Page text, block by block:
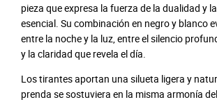
pieza que expresa la fuerza de la dualidad y
esencial. Su combinación en negro y blanco
entre la noche y la luz, entre el silencio
y la claridad que revela el día.
Los tirantes aportan una silueta ligera y
prenda se sostuviera en la misma armonía